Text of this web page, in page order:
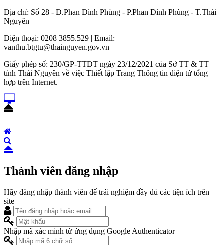
Địa chỉ: Số 28 - Đ.Phan Đình Phùng - P.Phan Đình Phùng - T.Thái
Nguyên
Điện thoại: 0208 3855.529 | Email:
vanthu.btgtu@thainguyen.gov.vn
Giấy phép số: 230/GP-TTĐT ngày 23/12/2021 của Sở TT & TT
tỉnh Thái Nguyên về việc Thiết lập Trang Thông tin điện tử tổng
hợp trên Internet.
Thành viên đăng nhập
Hãy đăng nhập thành viên để trải nghiệm đầy đủ các tiện ích trên
site
Nhập mã xác minh từ ứng dụng Google Authenticator